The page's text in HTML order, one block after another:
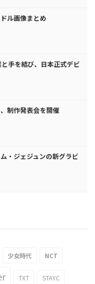
ル画像まとめ
手を結び、日本正式デビ
制作発表会を開催
・ジェジュンの新グラビ
少女時代 NCT
TXT STAYC